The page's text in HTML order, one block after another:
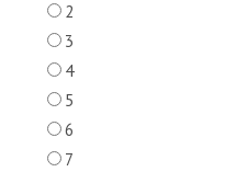
2
3
4
5
6
7